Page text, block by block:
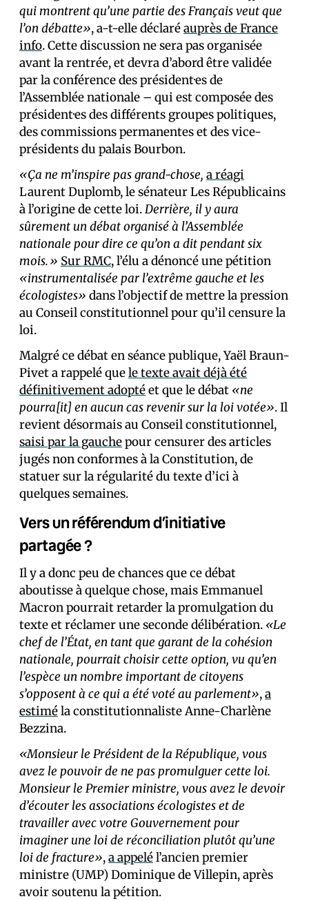
qui montrent qu’une partie des Français veut que
l’on débatte», a-t-elle déclaréauprès de France
info. Cette discussion ne sera pas organisée
avant la rentrée, et devra d’abord être validée
par la conférence des président·es de
l’Assemblée nationale – qui est composée des
président·es des différents groupes politiques,
des commissions permanentes et des vice-
présidents du palais Bourbon.
«Ça ne m’inspire pas grand-chose, a réagi
Laurent Duplomb, le sénateur Les Républicains
à l’origine de cette loi.Derrière, il y aura
sûrement un débat organisé à l’Assemblée
nationale pour dire ce qu’on a dit pendant six
mois.» Sur RMC, l’élu a dénoncé une pétition
«instrumentalisée par l’extrême gauche et les
écologistes» dans l’objectif de mettre la pression
au Conseil constitutionnel pour qu’il censure la
loi.
Malgré ce débat en séance publique, Yaël Braun-
Pivet a rappelé quele texte avait déjà été
définitivement adoptéet que le débat «ne
pourra[it] en aucun cas revenir sur la loi votée». Il
revient désormais au Conseil constitutionnel,
saisi par la gauchepour censurer des articles
jugés non conformes à la Constitution, de
statuer sur la régularité du texte d’ici à
quelques semaines.
Vers un référendum d’initiative
partagée ?
Il y a donc peu de chances que ce débat
aboutisse à quelque chose, mais Emmanuel
Macron pourrait retarder la promulgation du
texte et réclamer une seconde délibération. «Le
chef de l’État, en tant que garant de la cohésion
nationale, pourrait choisir cette option, vu qu’en
l’espèce un nombre important de citoyens
s’opposent à ce qui a été voté au parlement»,a
estiméla constitutionnaliste Anne-Charlène
Bezzina.
«Monsieur le Président de la République, vous
avez le pouvoir de ne pas promulguer cette loi.
Monsieur le Premier ministre, vous avez le devoir
d’écouter les associations écologistes et de
travailler avec votre Gouvernement pour
imaginer une loi de réconciliation plutôt qu’une
loi de fracture»,a appelél’ancien premier
ministre (UMP) Dominique de Villepin, après
avoir soutenu la pétition.